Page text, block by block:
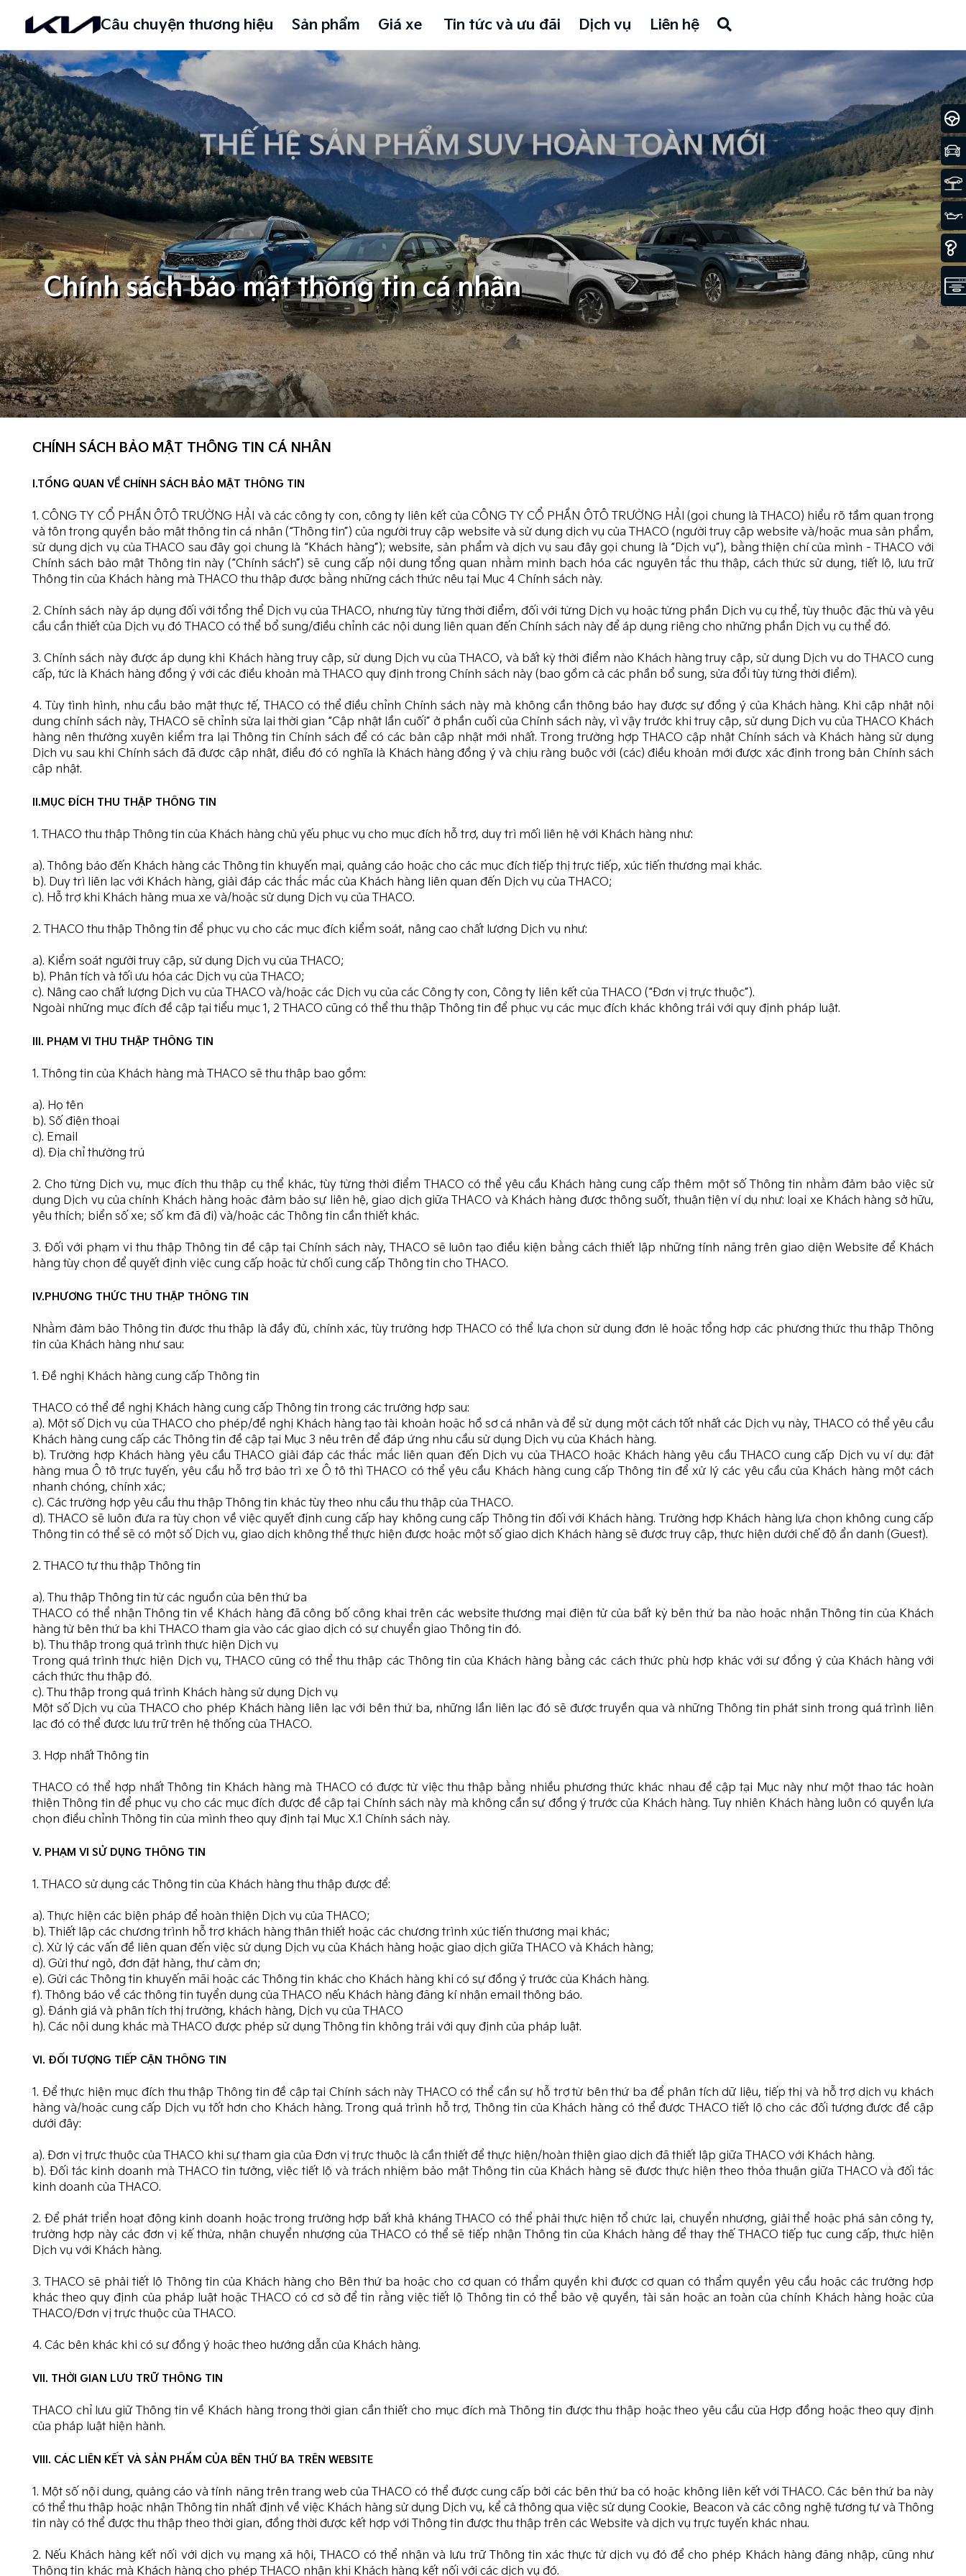
Câu chuyện thương hiệu Sản phẩm Giá xe Tin tức và ưu đãi Dịch vụ Liên hệ
Chính sách bảo mật thông tin cá nhân
CHÍNH SÁCH BẢO MẬT THÔNG TIN CÁ NHÂN
I.TỔNG QUAN VỀ CHÍNH SÁCH BẢO MẬT THÔNG TIN
1. CÔNG TY CỔ PHẦN ÔTÔ TRƯỜNG HẢI và các công ty con, công ty liên kết của CÔNG TY CỔ PHẦN ÔTÔ TRƯỜNG HẢI (gọi chung là THACO) hiểu rõ tầm quan trọng
và tôn trọng quyền bảo mật thông tin cá nhân (“Thông tin”) của người truy cập website và sử dụng dịch vụ của THACO (người truy cập website và/hoặc mua sản phẩm,
sử dụng dịch vụ của THACO sau đây gọi chung là “Khách hàng”); website, sản phẩm và dịch vụ sau đây gọi chung là “Dịch vụ”), bằng thiện chí của mình - THACO với
Chính sách bảo mật Thông tin này (“Chính sách”) sẽ cung cấp nội dung tổng quan nhằm minh bạch hóa các nguyên tắc thu thập, cách thức sử dụng, tiết lộ, lưu trữ
Thông tin của Khách hàng mà THACO thu thập được bằng những cách thức nêu tại Mục 4 Chính sách này.
2. Chính sách này áp dụng đối với tổng thể Dịch vụ của THACO, nhưng tùy từng thời điểm, đối với từng Dịch vụ hoặc từng phần Dịch vụ cụ thể, tùy thuộc đặc thù và yêu
cầu cần thiết của Dịch vụ đó THACO có thể bổ sung/điều chỉnh các nội dung liên quan đến Chính sách này để áp dụng riêng cho những phần Dịch vụ cụ thể đó.
3. Chính sách này được áp dụng khi Khách hàng truy cập, sử dụng Dịch vụ của THACO, và bất kỳ thời điểm nào Khách hàng truy cập, sử dụng Dịch vụ do THACO cung
cấp, tức là Khách hàng đồng ý với các điều khoản mà THACO quy định trong Chính sách này (bao gồm cả các phần bổ sung, sửa đổi tùy từng thời điểm).
4. Tùy tình hình, nhu cầu bảo mật thực tế, THACO có thể điều chỉnh Chính sách này mà không cần thông báo hay được sự đồng ý của Khách hàng. Khi cập nhật nội
dung chính sách này, THACO sẽ chỉnh sửa lại thời gian “Cập nhật lần cuối” ở phần cuối của Chính sách này, vì vậy trước khi truy cập, sử dụng Dịch vụ của THACO Khách
hàng nên thường xuyên kiểm tra lại Thông tin Chính sách để có các bản cập nhật mới nhất. Trong trường hợp THACO cập nhật Chính sách và Khách hàng sử dụng
Dịch vụ sau khi Chính sách đã được cập nhật, điều đó có nghĩa là Khách hàng đồng ý và chịu ràng buộc với (các) điều khoản mới được xác định trong bản Chính sách
cập nhật.
II.MỤC ĐÍCH THU THẬP THÔNG TIN
1. THACO thu thập Thông tin của Khách hàng chủ yếu phục vụ cho mục đích hỗ trợ, duy trì mối liên hệ với Khách hàng như:
a). Thông báo đến Khách hàng các Thông tin khuyến mại, quảng cáo hoặc cho các mục đích tiếp thị trực tiếp, xúc tiến thương mại khác.
b). Duy trì liên lạc với Khách hàng, giải đáp các thắc mắc của Khách hàng liên quan đến Dịch vụ của THACO;
c). Hỗ trợ khi Khách hàng mua xe và/hoặc sử dụng Dịch vụ của THACO.
2. THACO thu thập Thông tin để phục vụ cho các mục đích kiểm soát, nâng cao chất lượng Dịch vụ như:
a). Kiểm soát người truy cập, sử dụng Dịch vụ của THACO;
b). Phân tích và tối ưu hóa các Dịch vụ của THACO;
c). Nâng cao chất lượng Dịch vụ của THACO và/hoặc các Dịch vụ của các Công ty con, Công ty liên kết của THACO (“Đơn vị trực thuộc”).
Ngoài những mục đích đề cập tại tiểu mục 1, 2 THACO cũng có thể thu thập Thông tin để phục vụ các mục đích khác không trái với quy định pháp luật.
III. PHẠM VI THU THẬP THÔNG TIN
1. Thông tin của Khách hàng mà THACO sẽ thu thập bao gồm:
a). Họ tên
b). Số điện thoại
c). Email
d). Địa chỉ thường trú
2. Cho từng Dịch vụ, mục đích thu thập cụ thể khác, tùy từng thời điểm THACO có thể yêu cầu Khách hàng cung cấp thêm một số Thông tin nhằm đảm bảo việc sử
dụng Dịch vụ của chính Khách hàng hoặc đảm bảo sự liên hệ, giao dịch giữa THACO và Khách hàng được thông suốt, thuận tiện ví dụ như: loại xe Khách hàng sở hữu,
yêu thích; biển số xe; số km đã đi) và/hoặc các Thông tin cần thiết khác.
3. Đối với phạm vi thu thập Thông tin đề cập tại Chính sách này, THACO sẽ luôn tạo điều kiện bằng cách thiết lập những tính năng trên giao diện Website để Khách
hàng tùy chọn để quyết định việc cung cấp hoặc từ chối cung cấp Thông tin cho THACO.
IV.PHƯƠNG THỨC THU THẬP THÔNG TIN
Nhằm đảm bảo Thông tin được thu thập là đầy đủ, chính xác, tùy trường hợp THACO có thể lựa chọn sử dụng đơn lẻ hoặc tổng hợp các phương thức thu thập Thông
tin của Khách hàng như sau:
1. Đề nghị Khách hàng cung cấp Thông tin
THACO có thể đề nghị Khách hàng cung cấp Thông tin trong các trường hợp sau:
a). Một số Dịch vụ của THACO cho phép/đề nghị Khách hàng tạo tài khoản hoặc hồ sơ cá nhân và để sử dụng một cách tốt nhất các Dịch vụ này, THACO có thể yêu cầu
Khách hàng cung cấp các Thông tin đề cập tại Mục 3 nêu trên để đáp ứng nhu cầu sử dụng Dịch vụ của Khách hàng.
b). Trường hợp Khách hàng yêu cầu THACO giải đáp các thắc mắc liên quan đến Dịch vụ của THACO hoặc Khách hàng yêu cầu THACO cung cấp Dịch vụ ví dụ: đặt
hàng mua Ô tô trực tuyến, yêu cầu hỗ trợ bảo trì xe Ô tô thì THACO có thể yêu cầu Khách hàng cung cấp Thông tin để xử lý các yêu cầu của Khách hàng một cách
nhanh chóng, chính xác;
c). Các trường hợp yêu cầu thu thập Thông tin khác tùy theo nhu cầu thu thập của THACO.
d). THACO sẽ luôn đưa ra tùy chọn về việc quyết định cung cấp hay không cung cấp Thông tin đối với Khách hàng. Trường hợp Khách hàng lựa chọn không cung cấp
Thông tin có thể sẽ có một số Dịch vụ, giao dịch không thể thực hiện được hoặc một số giao dịch Khách hàng sẽ được truy cập, thực hiện dưới chế độ ẩn danh (Guest).
2. THACO tự thu thập Thông tin
a). Thu thập Thông tin từ các nguồn của bên thứ ba
THACO có thể nhận Thông tin về Khách hàng đã công bố công khai trên các website thương mại điện tử của bất kỳ bên thứ ba nào hoặc nhận Thông tin của Khách
hàng từ bên thứ ba khi THACO tham gia vào các giao dịch có sự chuyển giao Thông tin đó.
b). Thu thập trong quá trình thực hiện Dịch vụ
Trong quá trình thực hiện Dịch vụ, THACO cũng có thể thu thập các Thông tin của Khách hàng bằng các cách thức phù hợp khác với sự đồng ý của Khách hàng với
cách thức thu thập đó.
c). Thu thập trong quá trình Khách hàng sử dụng Dịch vụ
Một số Dịch vụ của THACO cho phép Khách hàng liên lạc với bên thứ ba, những lần liên lạc đó sẽ được truyền qua và những Thông tin phát sinh trong quá trình liên
lạc đó có thể được lưu trữ trên hệ thống của THACO.
3. Hợp nhất Thông tin
THACO có thể hợp nhất Thông tin Khách hàng mà THACO có được từ việc thu thập bằng nhiều phương thức khác nhau đề cập tại Mục này như một thao tác hoàn
thiện Thông tin để phục vụ cho các mục đích được đề cập tại Chính sách này mà không cần sự đồng ý trước của Khách hàng. Tuy nhiên Khách hàng luôn có quyền lựa
chọn điều chỉnh Thông tin của mình theo quy định tại Mục X.1 Chính sách này.
V. PHẠM VI SỬ DỤNG THÔNG TIN
1. THACO sử dụng các Thông tin của Khách hàng thu thập được để:
a). Thực hiện các biện pháp để hoàn thiện Dịch vụ của THACO;
b). Thiết lập các chương trình hỗ trợ khách hàng thân thiết hoặc các chương trình xúc tiến thương mại khác;
c). Xử lý các vấn đề liên quan đến việc sử dụng Dịch vụ của Khách hàng hoặc giao dịch giữa THACO và Khách hàng;
d). Gửi thư ngỏ, đơn đặt hàng, thư cảm ơn;
e). Gửi các Thông tin khuyến mãi hoặc các Thông tin khác cho Khách hàng khi có sự đồng ý trước của Khách hàng.
f). Thông báo về các thông tin tuyển dụng của THACO nếu Khách hàng đăng kí nhận email thông báo.
g). Đánh giá và phân tích thị trường, khách hàng, Dịch vụ của THACO
h). Các nội dung khác mà THACO được phép sử dụng Thông tin không trái với quy định của pháp luật.
VI. ĐỐI TƯỢNG TIẾP CẬN THÔNG TIN
1. Để thực hiện mục đích thu thập Thông tin đề cập tại Chính sách này THACO có thể cần sự hỗ trợ từ bên thứ ba để phân tích dữ liệu, tiếp thị và hỗ trợ dịch vụ khách
hàng và/hoặc cung cấp Dịch vụ tốt hơn cho Khách hàng. Trong quá trình hỗ trợ, Thông tin của Khách hàng có thể được THACO tiết lộ cho các đối tượng được đề cập
dưới đây:
a). Đơn vị trực thuộc của THACO khi sự tham gia của Đơn vị trực thuộc là cần thiết để thực hiện/hoàn thiện giao dịch đã thiết lập giữa THACO với Khách hàng.
b). Đối tác kinh doanh mà THACO tin tưởng, việc tiết lộ và trách nhiệm bảo mật Thông tin của Khách hàng sẽ được thực hiện theo thỏa thuận giữa THACO và đối tác
kinh doanh của THACO.
2. Để phát triển hoạt động kinh doanh hoặc trong trường hợp bất khả kháng THACO có thể phải thực hiện tổ chức lại, chuyển nhượng, giải thể hoặc phá sản công ty,
trường hợp này các đơn vị kế thừa, nhận chuyển nhượng của THACO có thể sẽ tiếp nhận Thông tin của Khách hàng để thay thế THACO tiếp tục cung cấp, thực hiện
Dịch vụ với Khách hàng.
3. THACO sẽ phải tiết lộ Thông tin của Khách hàng cho Bên thứ ba hoặc cho cơ quan có thẩm quyền khi được cơ quan có thẩm quyền yêu cầu hoặc các trường hợp
khác theo quy định của pháp luật hoặc THACO có cơ sở để tin rằng việc tiết lộ Thông tin có thể bảo vệ quyền, tài sản hoặc an toàn của chính Khách hàng hoặc của
THACO/Đơn vị trực thuộc của THACO.
4. Các bên khác khi có sự đồng ý hoặc theo hướng dẫn của Khách hàng.
VII. THỜI GIAN LƯU TRỮ THÔNG TIN
THACO chỉ lưu giữ Thông tin về Khách hàng trong thời gian cần thiết cho mục đích mà Thông tin được thu thập hoặc theo yêu cầu của Hợp đồng hoặc theo quy định
của pháp luật hiện hành.
VIII. CÁC LIÊN KẾT VÀ SẢN PHẨM CỦA BÊN THỨ BA TRÊN WEBSITE
1. Một số nội dung, quảng cáo và tính năng trên trang web của THACO có thể được cung cấp bởi các bên thứ ba có hoặc không liên kết với THACO. Các bên thứ ba này
có thể thu thập hoặc nhận Thông tin nhất định về việc Khách hàng sử dụng Dịch vụ, kể cả thông qua việc sử dụng Cookie, Beacon và các công nghệ tương tự và Thông
tin này có thể được thu thập theo thời gian, đồng thời được kết hợp với Thông tin được thu thập trên các Website và dịch vụ trực tuyến khác nhau.
2. Nếu Khách hàng kết nối với dịch vụ mạng xã hội, THACO có thể nhận và lưu trữ Thông tin xác thực từ dịch vụ đó để cho phép Khách hàng đăng nhập, cũng như
Thông tin khác mà Khách hàng cho phép THACO nhận khi Khách hàng kết nối với các dịch vụ đó.